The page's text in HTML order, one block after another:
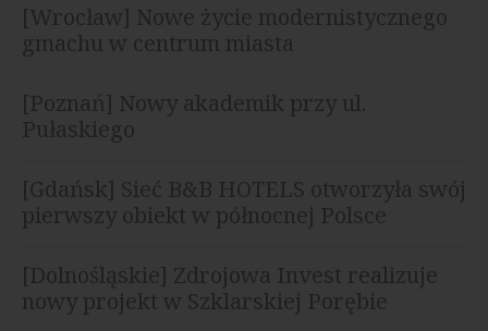
[Wrocław] Nowe życie modernistycznego
gmachu w centrum miasta
[Poznań] Nowy akademik przy ul.
Pułaskiego
[Gdańsk] Sieć B&B HOTELS otworzyła swój
pierwszy obiekt w północnej Polsce
[Dolnośląskie] Zdrojowa Invest realizuje
nowy projekt w Szklarskiej Porębie